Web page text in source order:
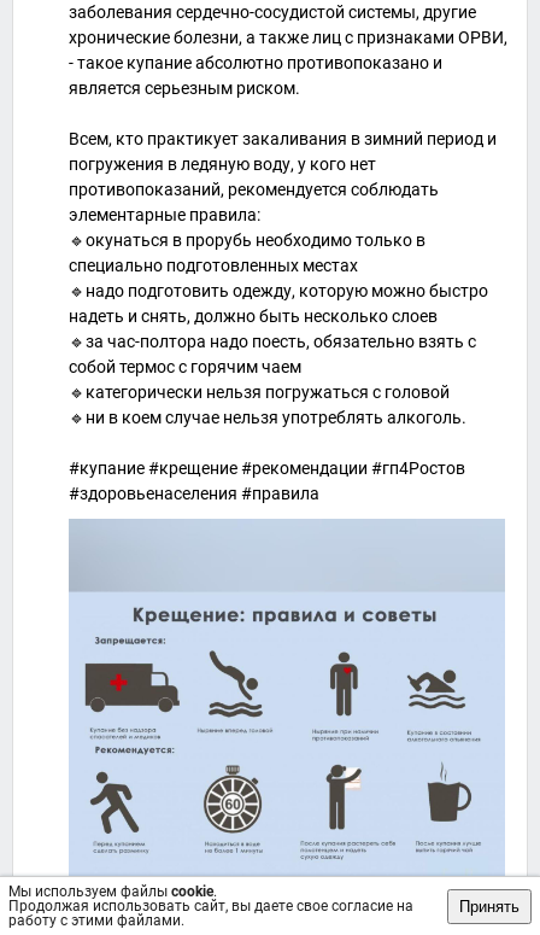
Мы используем файлы cookie.
Продолжая использовать сайт, вы даете свое согласие на
работу с этими файлами.
Принять
заболевания сердечно-сосудистой системы, другие
хронические болезни, а также лиц с признаками ОРВИ,
- такое купание абсолютно противопоказано и
является серьезным риском.
Всем, кто практикует закаливания в зимний период и
погружения в ледяную воду, у кого нет
противопоказаний, рекомендуется соблюдать
элементарные правила:
🔹окунаться в прорубь необходимо только в
специально подготовленных местах
🔹надо подготовить одежду, которую можно быстро
надеть и снять, должно быть несколько слоев
🔹за час-полтора надо поесть, обязательно взять с
собой термос с горячим чаем
🔹категорически нельзя погружаться с головой
🔹ни в коем случае нельзя употреблять алкоголь.
#купание #крещение #рекомендации #гп4Ростов
#здоровьенаселения #правила